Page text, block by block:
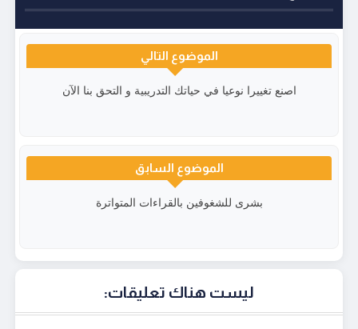
الموضوع التالي
اصنع تغييرا نوعيا في حياتك التدريبية و التحق بنا الآن
الموضوع السابق
بشرى للشغوفين بالقراءات المتواترة
ليست هناك تعليقات: